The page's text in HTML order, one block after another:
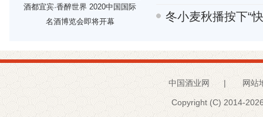
酒都宜宾·香醉世界 2020中国国际
名酒博览会即将开幕
冬小麦秋播按下“
中国酒业网 | 网站
Copyright (C) 2014-